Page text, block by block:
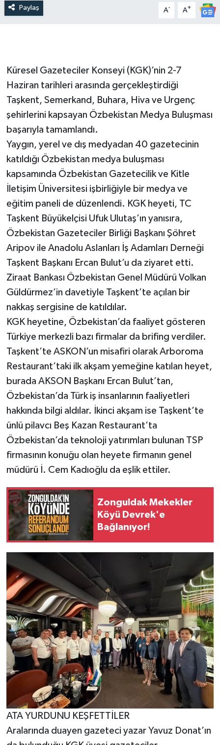
Paylaş A- A+
Küresel Gazeteciler Konseyi (KGK)’nin 2-7
Haziran tarihleri arasında gerçekleştirdiği
Taşkent, Semerkand, Buhara, Hiva ve Urgenç
şehirlerini kapsayan Özbekistan Medya Buluşması
başarıyla tamamlandı.
Yaygın, yerel ve dış medyadan 40 gazetecinin
katıldığı Özbekistan medya buluşması
kapsamında Özbekistan Gazetecilik ve Kitle
İletişim Üniversitesi işbirliğiyle bir medya ve
eğitim paneli de düzenlendi. KGK heyeti, TC
Taşkent Büyükelçisi Ufuk Ulutaş’ın yanısıra,
Özbekistan Gazeteciler Birliği Başkanı Şöhret
Aripov ile Anadolu Aslanları İş Adamları Derneği
Taşkent Başkanı Ercan Bulut’u da ziyaret etti.
Ziraat Bankası Özbekistan Genel Müdürü Volkan
Güldürmez’in davetiyle Taşkent’te açılan bir
nakkaş sergisine de katıldılar.
KGK heyetine, Özbekistan’da faaliyet gösteren
Türkiye merkezli bazı firmalar da brifing verdiler.
Taşkent’te ASKON’un misafiri olarak Arboroma
Restaurant’taki ilk akşam yemeğine katılan heyet,
burada AKSON Başkanı Ercan Bulut’tan,
Özbekistan’da Türk iş insanlarının faaliyetleri
hakkında bilgi aldılar. İkinci akşam ise Taşkent’te
ünlü pilavcı Beş Kazan Restaurant’ta
Özbekistan’da teknoloji yatırımları bulunan TSP
firmasının konuğu olan heyete firmanın genel
müdürü İ. Cem Kadıoğlu da eşlik ettiler.
Zonguldak Mekekler
Köyü Devrek'e
Bağlanıyor!
ATA YURDUNU KEŞFETTİLER
Aralarında duayen gazeteci yazar Yavuz Donat’ın